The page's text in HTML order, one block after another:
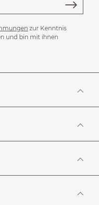
zur Kenntnis
und bin mit ihnen